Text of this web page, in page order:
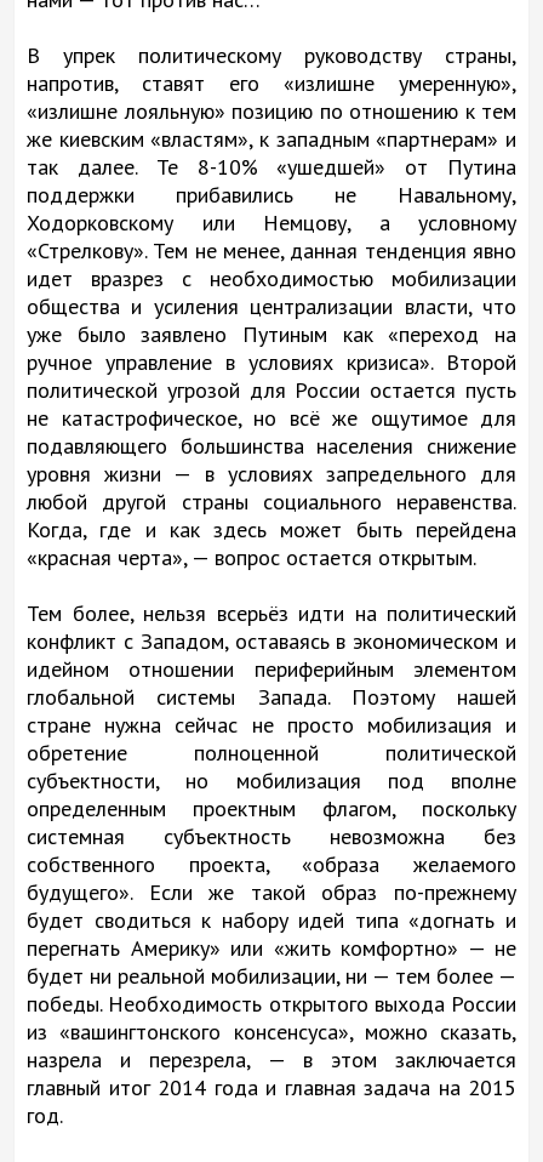
В упрек политическому руководству страны,
напротив, ставят его «излишне умеренную»,
«излишне лояльную» позицию по отношению к тем
же киевским «властям», к западным «партнерам» и
так далее. Те 8-10% «ушедшей» от Путина
поддержки прибавились не Навальному,
Ходорковскому или Немцову, а условному
«Стрелкову». Тем не менее, данная тенденция явно
идет вразрез с необходимостью мобилизации
общества и усиления централизации власти, что
уже было заявлено Путиным как «переход на
ручное управление в условиях кризиса». Второй
политической угрозой для России остается пусть
не катастрофическое, но всё же ощутимое для
подавляющего большинства населения снижение
уровня жизни — в условиях запредельного для
любой другой страны социального неравенства.
Когда, где и как здесь может быть перейдена
«красная черта», — вопрос остается открытым.
Тем более, нельзя всерьёз идти на политический
конфликт с Западом, оставаясь в экономическом и
идейном отношении периферийным элементом
глобальной системы Запада. Поэтому нашей
стране нужна сейчас не просто мобилизация и
обретение полноценной политической
субъектности, но мобилизация под вполне
определенным проектным флагом, поскольку
системная субъектность невозможна без
собственного проекта, «образа желаемого
будущего». Если же такой образ по-прежнему
будет сводиться к набору идей типа «догнать и
перегнать Америку» или «жить комфортно» — не
будет ни реальной мобилизации, ни — тем более —
победы. Необходимость открытого выхода России
из «вашингтонского консенсуса», можно сказать,
назрела и перезрела, — в этом заключается
главный итог 2014 года и главная задача на 2015
год.